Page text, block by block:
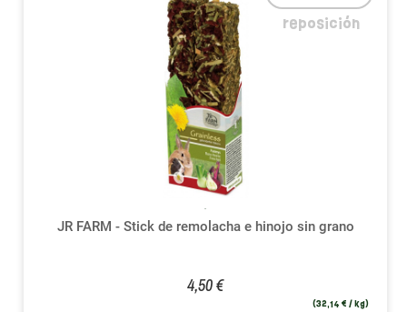
JR FARM - Stick de remolacha e hinojo sin grano
4,50 €
(32,14 € / kg)
reposición